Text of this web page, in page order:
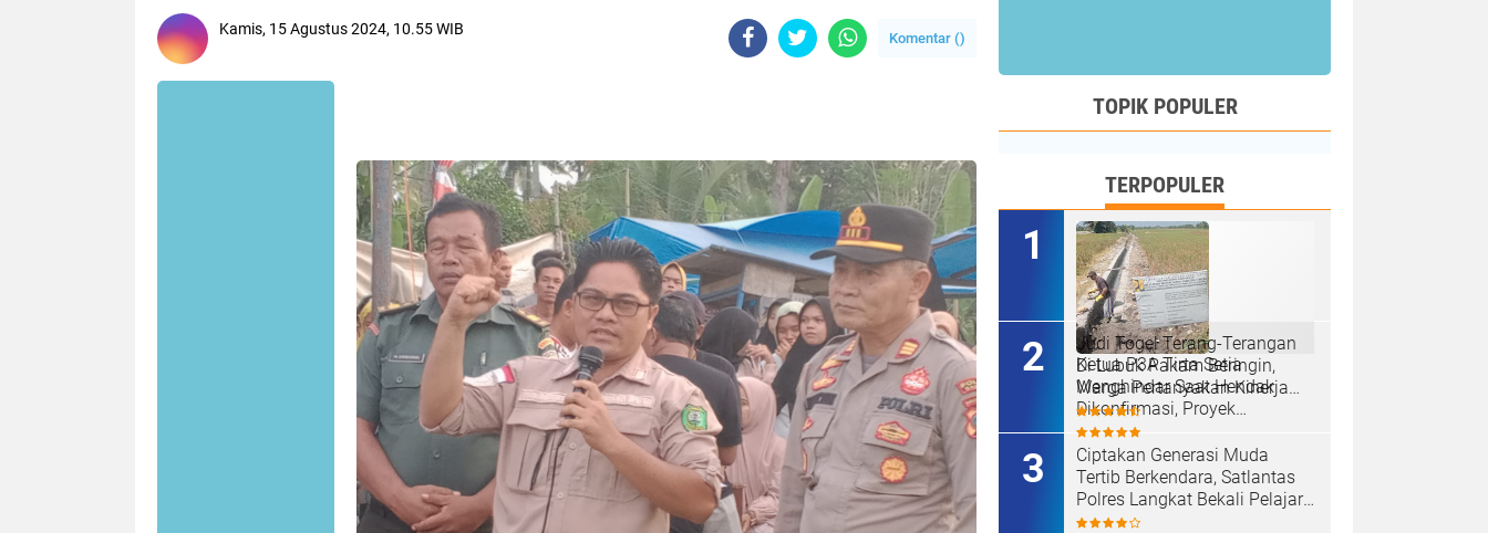
Kamis, 15 Agustus 2024, 10.55 WIB
Komentar ()
TOPIK POPULER
TERPOPULER
Ketua P3A Tirta Setia
Menghindar Saat Hendak
Dikonfirmasi, Proyek
Pembangunan Irigasi Diduga
Mark Up
Judi Togel Terang-Terangan
Di Lubuk Pakam Beringin,
Warga Pertanyakan Kinerja
Polresta Deli Serdang
Ciptakan Generasi Muda
Tertib Berkendara, Satlantas
Polres Langkat Bekali Pelajar
SMP.